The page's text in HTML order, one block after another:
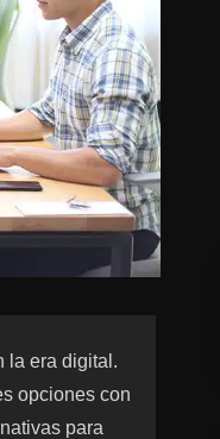
la era digital.
opciones con
para